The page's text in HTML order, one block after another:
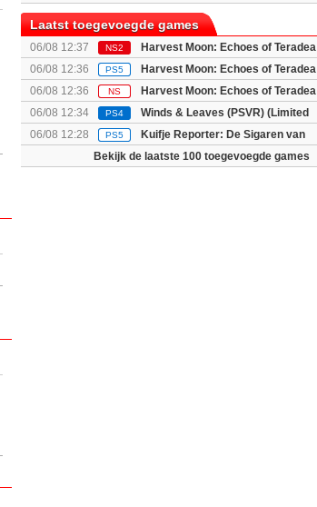
Laatst toegevoegde games
06/08 12:37 NS2
Harvest Moon: Echoes of Teradea
06/08 12:36
PS5
Harvest Moon: Echoes of Teradea
06/08 12:36
NS
Harvest Moon: Echoes of Teradea
06/08 12:34
PS4
Winds & Leaves (PSVR) (Limited
Run)
06/08 12:28 PS5
Kuifje Reporter: De Sigaren van
Bekijk de laatste 100 toegevoegde games